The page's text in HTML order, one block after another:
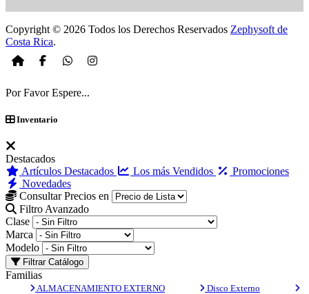
Copyright © 2026 Todos los Derechos Reservados Zephysoft de
Costa Rica.
Por Favor Espere...
Inventario
Destacados
Artículos Destacados
Los más Vendidos
Promociones
Novedades
Consultar Precios en
Filtro Avanzado
Clase
Marca
Modelo
Filtrar Catálogo
Familias
ALMACENAMIENTO EXTERNO
Disco Externo